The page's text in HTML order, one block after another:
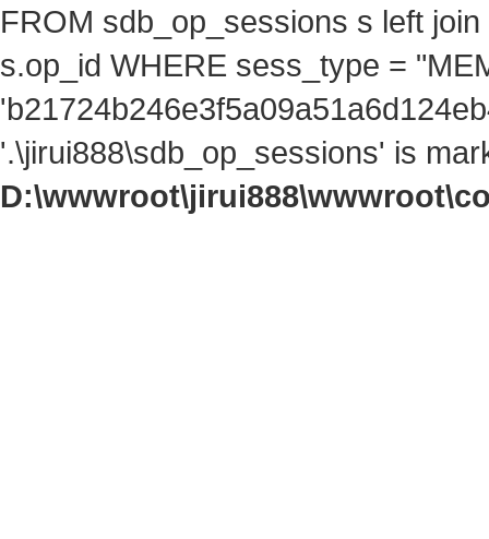
FROM sdb_op_sessions s left
s.op_id WHERE sess_type =
'.\jirui888\sdb_op_sessions' is